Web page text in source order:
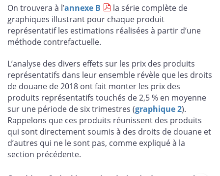
On trouvera à l’annexe B
la série complète de
graphiques illustrant pour chaque produit
représentatif les estimations réalisées à partir d’une
méthode contrefactuelle.
L’analyse des divers effets sur les prix des produits
représentatifs dans leur ensemble révèle que les droits
de douane de 2018 ont fait monter les prix des
produits représentatifs touchés de 2,5 % en moyenne
sur une période de six trimestres (graphique 2).
Rappelons que ces produits réunissent des produits
qui sont directement soumis à des droits de douane et
d’autres qui ne le sont pas, comme expliqué à la
section précédente.